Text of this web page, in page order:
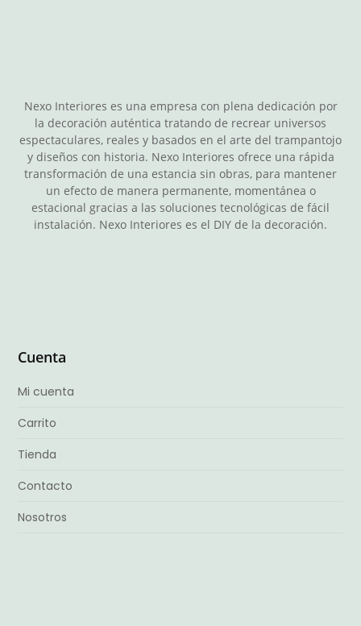
Nexo Interiores es una empresa con plena dedicación por
la decoración auténtica tratando de recrear universos
espectaculares, reales y basados en el arte del trampantojo
y diseños con historia. Nexo Interiores ofrece una rápida
transformación de una estancia sin obras, para mantener
un efecto de manera permanente, momentánea o
estacional gracias a las soluciones tecnológicas de fácil
instalación. Nexo Interiores es el DIY de la decoración.
Cuenta
Mi cuenta
Carrito
Tienda
Contacto
Nosotros